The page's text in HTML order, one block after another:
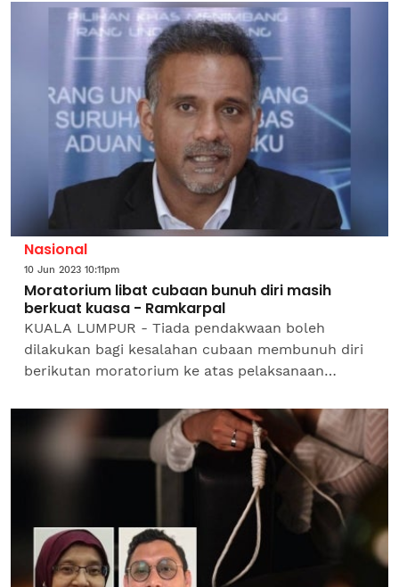
Rang Undang-undang Kanun Keseksaan...
Nasional
10 Jun 2023 10:11pm
Moratorium libat cubaan bunuh diri masih
berkuat kuasa - Ramkarpal
KUALA LUMPUR - Tiada pendakwaan boleh
dilakukan bagi kesalahan cubaan membunuh diri
berikutan moratorium ke atas pelaksanaan
kuasa, kata Timbalan Menteri...